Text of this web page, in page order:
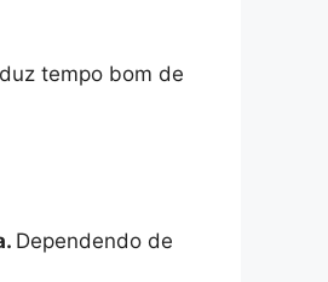
tempo bom de
Dependendo de